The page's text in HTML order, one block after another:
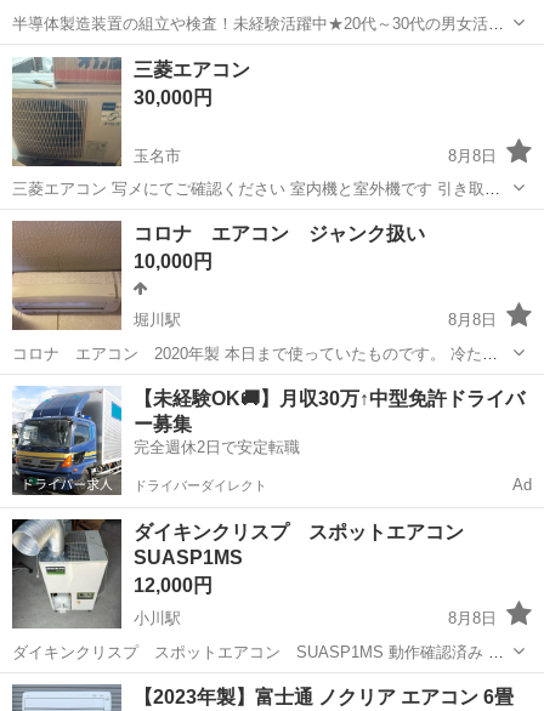
半導体製造装置の組立や検査！未経験活躍中★20代～30代の男女活躍
中★ワンルーム寮完備！赴任旅費会社負担！マイカー通勤OK！無料駐
車場あり！正社員登用あり！《熊本県菊池郡大津町》 人気の工場のお
仕事 ◇半導体製造装置の組立...
熊本 その他
三菱エアコン
30,000円
玉名市
8月8日
三菱エアコン 写メにてご確認ください 室内機と室外機です 引き取り
希望です
熊本 玉名市 季節、空調家電
コロナ エアコン ジャンク扱い
10,000円
堀川駅
8月8日
コロナ エアコン 2020年製 本日まで使っていたものです。 冷たい
風は出るのですが、 時々温風がでます。 ガス補充をしたら使えるかも
しれません。 修理できる方、おすすめです。 ポンプダウン済み。 取
り外していますので、 ...
熊本 熊本市 堀川駅 季節、空調家電
【未経験OK🚚】月収30万↑中型免許ドライバ
ー募集
完全週休2日で安定転職
ドライバーダイレクト Ad
ダイキンクリスプ スポットエアコン
SUASP1MS
12,000円
小川駅
8月8日
ダイキンクリスプ スポットエアコン SUASP1MS 動作確認済み ダ
クトはガムテープで貼ってあります 冷えが弱いようです 中古品になり
ますので3Nでお願い致します
熊本 八代郡 小川駅 季節、空調家電
【2023年製】富士通 ノクリア エアコン 6畳